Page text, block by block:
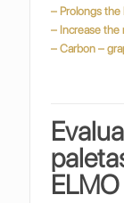
– Prolongs
– Increase the
– Carbon –